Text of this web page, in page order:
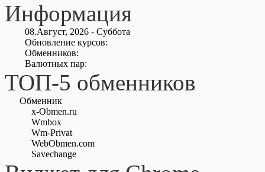
Информация
08.Август, 2026 - Суббота
Обновление курсов:
Обменников:
Валютных пар:
ТОП-5 обменников
Обменник
x-Obmen.ru
Wmbox
Wm-Privat
WebObmen.com
Savechange